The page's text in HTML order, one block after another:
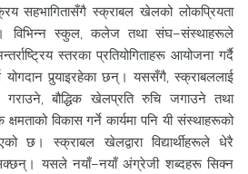
सहभागितासँगै स्क्राबल खेलको लोकप्रियता
विभिन्न स्कुल, कलेज तथा संघ–संस्थाहरूले
स्तरका प्रतियोगिताहरू आयोजना गर्दै
पुर्‍याइरहेका छन्। यससँगै, स्क्राबललाई
गराउने, बौद्धिक खेलप्रति रुचि जगाउने तथा
क्षमताको विकास गर्ने कार्यमा पनि यी संस्थाहरूको
छ। स्क्राबल खेलद्वारा विद्यार्थीहरूले धेरै
सक्छन्। यसले नयाँ–नयाँ अंग्रेजी शब्दहरू सिक्न